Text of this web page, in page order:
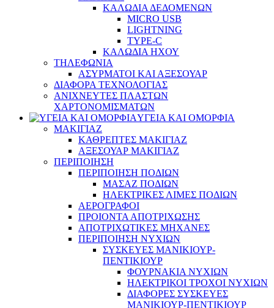
ΚΑΛΩΔΙΑ ΔΕΔΟΜΕΝΩΝ
MICRO USB
LIGHTNING
TYPE-C
ΚΑΛΩΔΙΑ ΗΧΟΥ
ΤΗΛΕΦΩΝΙΑ
ΑΣΥΡΜΑΤΟΙ ΚΑΙ ΑΞΕΣΟΥΑΡ
ΔΙΑΦΟΡΑ ΤΕΧΝΟΛΟΓΙΑΣ
ΑΝΙΧΝΕΥΤΕΣ ΠΛΑΣΤΩΝ
ΧΑΡΤΟΝΟΜΙΣΜΑΤΩΝ
ΥΓΕΙΑ ΚΑΙ ΟΜΟΡΦΙΑ
ΜΑΚΙΓΙΑΖ
ΚΑΘΡΕΠΤΕΣ ΜΑΚΙΓΙΑΖ
ΑΞΕΣΟΥΑΡ ΜΑΚΙΓΙΑΖ
ΠΕΡΙΠΟΙΗΣΗ
ΠΕΡΙΠΟΙΗΣΗ ΠΟΔΙΩΝ
ΜΑΣΑΖ ΠΟΔΙΩΝ
ΗΛΕΚΤΡΙΚΕΣ ΛΙΜΕΣ ΠΟΔΙΩΝ
ΑΕΡΟΓΡΑΦΟΙ
ΠΡΟΙΟΝΤΑ ΑΠΟΤΡΙΧΩΣΗΣ
ΑΠΟΤΡΙΧΩΤΙΚΕΣ ΜΗΧΑΝΕΣ
ΠΕΡΙΠΟΙΗΣΗ ΝΥΧΙΩΝ
ΣΥΣΚΕΥΕΣ ΜΑΝΙΚΙΟΥΡ-
ΠΕΝΤΙΚΙΟΥΡ
ΦΟΥΡΝΑΚΙΑ ΝΥΧΙΩΝ
ΗΛΕΚΤΡΙΚΟΙ ΤΡΟΧΟΙ ΝΥΧΙΩΝ
ΔΙΑΦΟΡΕΣ ΣΥΣΚΕΥΕΣ
ΜΑΝΙΚΙΟΥΡ-ΠΕΝΤΙΚΙΟΥΡ